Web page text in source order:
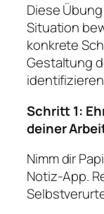
Diese
Situation
konkrete
Gestaltung
Schritt 1:
deiner
Nimm dir
Notiz-App.